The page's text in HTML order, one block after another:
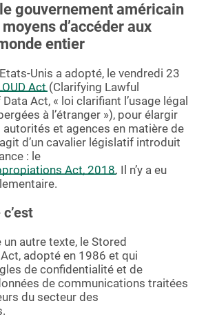
le gouvernement américain
d’accéder aux
entier
Unis a adopté, le vendredi 23
Act(Clarifying Lawful
Act, « loi clarifiant l’usage légal
à l’étranger »), pour élargir
autorités et agences en matière de
d’un cavalier législatif introduit
: le
Act, 2018. Il n’y a eu
autre texte, le Stored
adopté en 1986 et qui
de confidentialité et de
de communications traitées
du secteur des